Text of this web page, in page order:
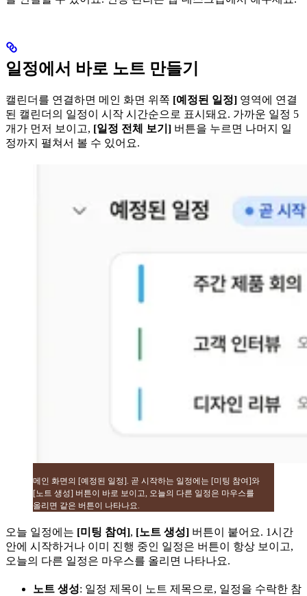
일정에서 바로 노트 만들기
캘린더를 연결하면 메인 화면 위쪽 [예정된 일정] 영역에 연결
된 캘린더의 일정이 시작 시간순으로 표시돼요. 가까운 일정 5
개가 먼저 보이고, [일정 전체 보기] 버튼을 누르면 나머지 일
정까지 펼쳐서 볼 수 있어요.
메인 화면의 [예정된 일정]. 곧 시작하는 일정에는 [미팅 참여]와
[노트 생성] 버튼이 바로 보이고, 오늘의 다른 일정은 마우스를
올리면 같은 버튼이 나타나요.
오늘 일정에는 [미팅 참여], [노트 생성] 버튼이 붙어요. 1시간
안에 시작하거나 이미 진행 중인 일정은 버튼이 항상 보이고,
오늘의 다른 일정은 마우스를 올리면 나타나요.
노트 생성: 일정 제목이 노트 제목으로, 일정을 수락한 참